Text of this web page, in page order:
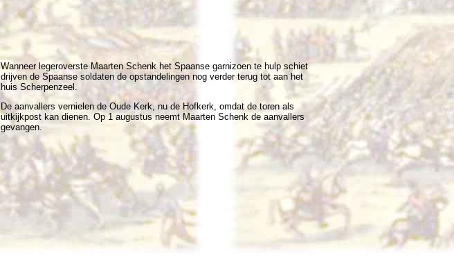
Wanneer legeroverste Maarten Schenk het Spaanse garnizoen te hulp schiet
drijven de Spaanse soldaten de opstandelingen nog verder terug tot aan het
huis Scherpenzeel.
De aanvallers vernielen de Oude Kerk, nu de Hofkerk, omdat de toren als
uitkijkpost kan dienen. Op 1 augustus neemt Maarten Schenk de aanvallers
gevangen.